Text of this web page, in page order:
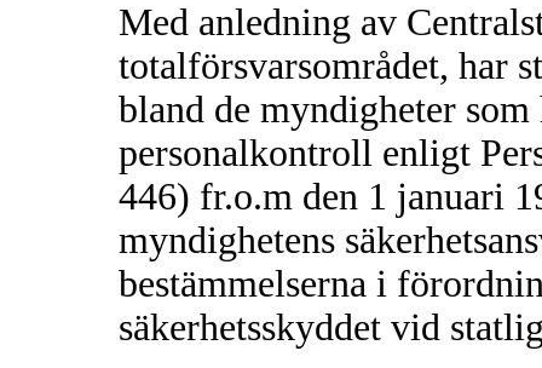
Med anledning av
totalförsvarsområdet, har
bland de myndigheter
personalkontroll enligt
446) fr.o.m den 1 januari
myndighetens
bestämmelserna i
säkerhetsskyddet vid